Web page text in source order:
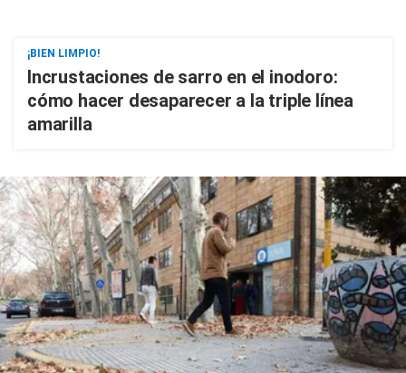
¡BIEN LIMPIO!
Incrustaciones de sarro en el inodoro:
cómo hacer desaparecer a la triple línea
amarilla